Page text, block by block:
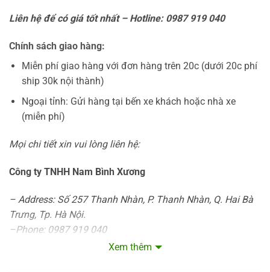
Liên hệ để có giá tốt nhất – Hotline: 0987 919 040
Chính sách giao hàng:
Miễn phí giao hàng với đơn hàng trên 20c (dưới 20c phí
ship 30k nội thành)
Ngoại tỉnh: Gửi hàng tại bến xe khách hoặc nhà xe
(miễn phí)
Mọi chi tiết xin vui lòng liên hệ:
Công ty TNHH Nam Bình Xương
– Address: Số 257 Thanh Nhàn, P. Thanh Nhàn, Q. Hai Bà
Trưng, Tp. Hà Nội.
–Phone: 0987 919 040
www.vincode.com.vn
Xem thêm